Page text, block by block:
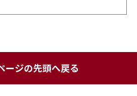
ージの先頭へ戻る